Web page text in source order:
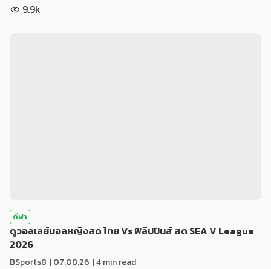
9.9k
กีฬา
ดูวอลเลย์บอลหญิงสด ไทย Vs ฟิลิปปินส์ สด SEA V League
2026
BSports8 |07.08.26 | 4 min read